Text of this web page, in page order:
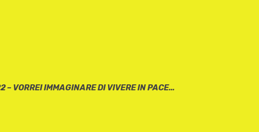
– VORREI IMMAGINARE DI VIVERE IN PACE…